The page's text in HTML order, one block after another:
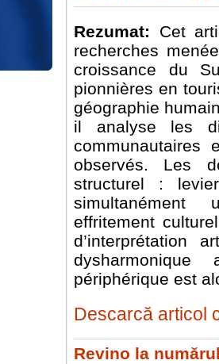
Rezumat: Cet
recherches
croissance du
pionnières en
géographie
il analyse les
communautaires
observés. Les
structurel :
simultanément
effritement
d’interprétation
périphérique est
Descarcă articol
Revino la